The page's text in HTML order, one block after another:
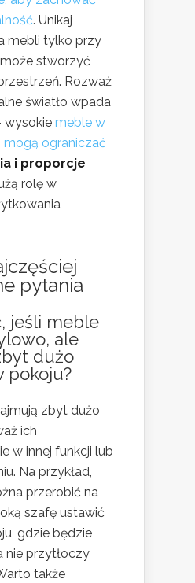
. Unikaj
mebli tylko przy
stworzyć
Rozważ
światło wpada
wysokie meble w
mogą ograniczać
i proporcje
rolę w
pytania
jeśli meble
ale
dużo
pokoju?
zbyt dużo
ich
w innej funkcji lub
Na przykład,
przerobić na
szafę ustawić
gdzie będzie
nie przytłoczy
także